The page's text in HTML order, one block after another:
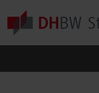
Skip to main content